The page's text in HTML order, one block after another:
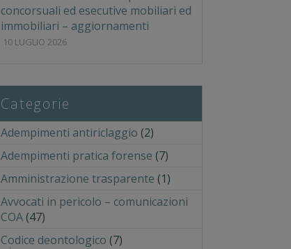
concorsuali ed esecutive mobiliari ed
immobiliari – aggiornamenti
10 LUGLIO 2026
Categorie
Adempimenti antiriclaggio (2)
Adempimenti pratica forense (7)
Amministrazione trasparente (1)
Avvocati in pericolo – comunicazioni
COA(47)
Codice deontologico (7)